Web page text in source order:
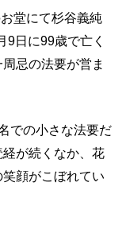
堂にて杉谷義純
9日に99歳で亡く
忌の法要が営ま
での小さな法要だ
が続くなか、花
顔がこぼれてい